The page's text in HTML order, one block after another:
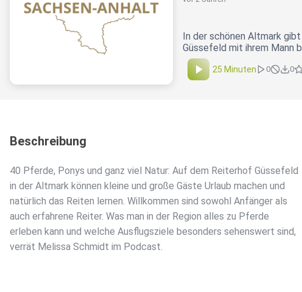
In der schönen Altmark
Güssefeld mit ihrem Mann
25 Minuten 0 0
Beschreibung
40 Pferde, Ponys und ganz viel Natur: Auf dem Reiterhof Güssefeld
in der Altmark können kleine und große Gäste Urlaub machen und
natürlich das Reiten lernen. Willkommen sind sowohl Anfänger als
auch erfahrene Reiter. Was man in der Region alles zu Pferde
erleben kann und welche Ausflugsziele besonders sehenswert sind,
verrät Melissa Schmidt im Podcast.